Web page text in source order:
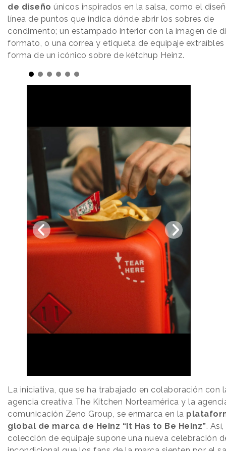
de diseño únicos inspirados en la salsa, como el
línea de puntos que indica dónde abrir los sobres de
condimento; un estampado interior con la imagen de
formato, o una correa y etiqueta de equipaje
forma de un icónico sobre de kétchup Heinz.
La iniciativa, que se ha trabajado en colaboración con
agencia creativa The Kitchen Norteamérica y la
comunicación Zeno Group, se enmarca en la
global de marca de Heinz “It Has to Be Heinz”.
colección de equipaje supone una nueva celebración